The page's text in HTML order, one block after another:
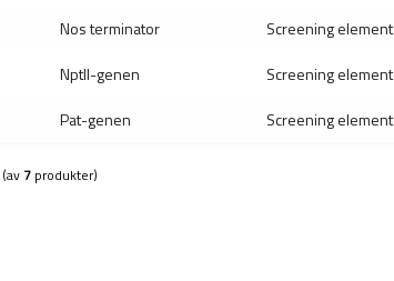
Nos terminator Screening element
NptII-genen Screening element
Pat-genen Screening element
(av 7 produkter)